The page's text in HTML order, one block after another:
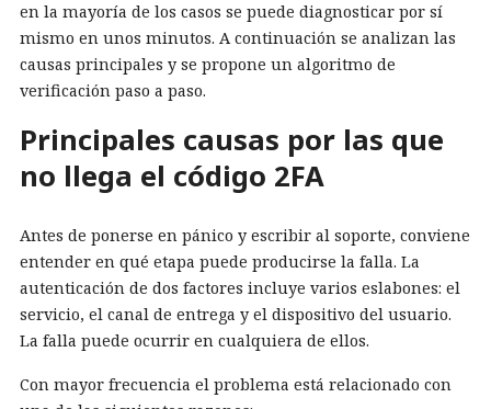
en la mayoría de los casos se puede diagnosticar por sí
mismo en unos minutos. A continuación se analizan las
causas principales y se propone un algoritmo de
verificación paso a paso.
Principales causas por las que
no llega el código 2FA
Antes de ponerse en pánico y escribir al soporte, conviene
entender en qué etapa puede producirse la falla. La
autenticación de dos factores incluye varios eslabones: el
servicio, el canal de entrega y el dispositivo del usuario.
La falla puede ocurrir en cualquiera de ellos.
Con mayor frecuencia el problema está relacionado con